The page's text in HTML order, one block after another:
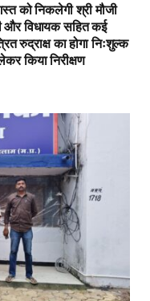
को निकलेगी श्री मौजी
और विधायक सहित कई
रुद्राक्ष का होगा निःशुल्क
किया निरीक्षण